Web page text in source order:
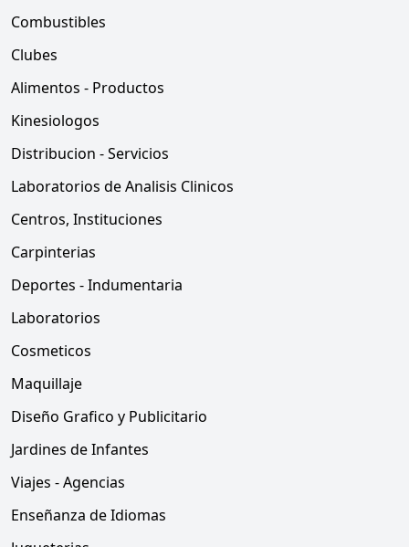
Combustibles
Clubes
Alimentos - Productos
Kinesiologos
Distribucion - Servicios
Laboratorios de Analisis Clinicos
Centros, Instituciones
Carpinterias
Deportes - Indumentaria
Laboratorios
Cosmeticos
Maquillaje
Diseño Grafico y Publicitario
Jardines de Infantes
Viajes - Agencias
Enseñanza de Idiomas